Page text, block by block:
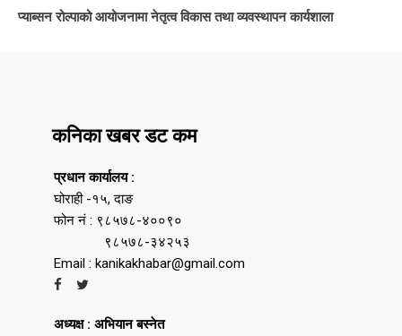
प्याब्सन रोल्पाको आयोजनामा नेतृत्व विकास तथा व्यवस्थापन कार्यशाला
कनिका खबर डट कम
प्रधान कार्यालय :
घोराही -१५, दाङ
फोन नं : ९८५७८-४००९०
९८५७८-३४२५३
Email : kanikakhabar@gmail.com
अध्यक्ष : अभियान बस्नेत